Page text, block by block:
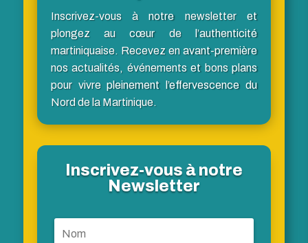
Inscrivez-vous à notre newsletter et
plongez au cœur de l’authenticité
martiniquaise. Recevez en avant-première
nos actualités, événements et bons plans
pour vivre pleinement l’effervescence du
Nord de la Martinique.
Inscrivez-vous à notre
Newsletter